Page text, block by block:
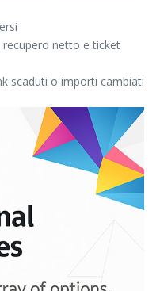
netto e ticket
scaduti o importi cambiati